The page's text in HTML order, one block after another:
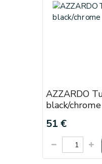
AZZARDO
black/chrome
51 €